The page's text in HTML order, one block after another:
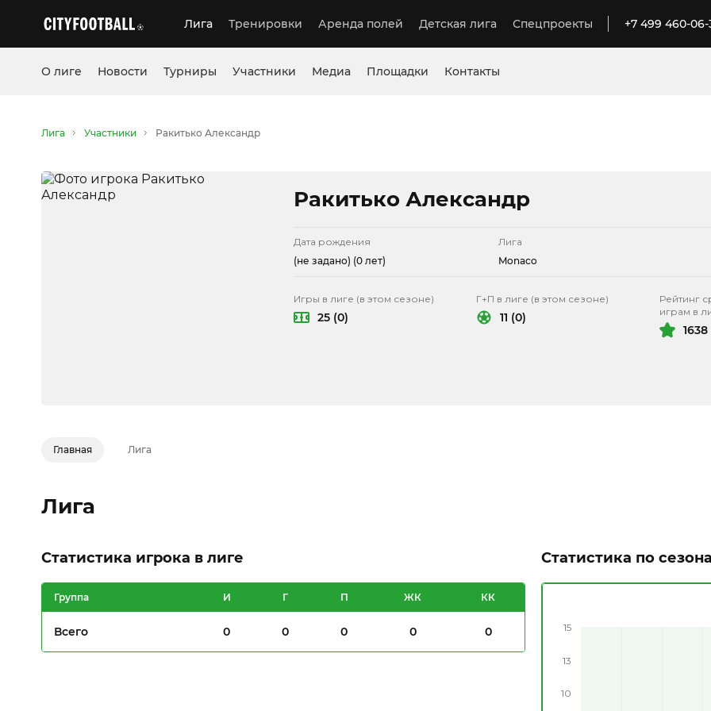
Лига Тренировки Аренда полей Детская лига Спецпроекты +7 499 460-06-
О лиге Новости Турниры Участники Медиа Площадки Контакты
Лига Участники Ракитько Александр
Ракитько Александр
Дата рождения
(не задано) (0 лет)
Лига
Monaco
Игры в лиге (в этом сезоне)
25 (0)
Г+П в лиге (в этом сезоне)
11 (0)
Рейтинг
играм в
1638
Главная Лига
Лига
Статистика игрока в лиге
Группа И Г П ЖК КК
Всего 0 0 0 0 0
Статистика по
10
13
15